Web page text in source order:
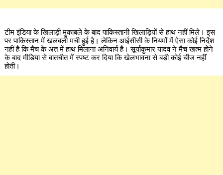
टीम इंडिया के खिलाड़ी मुकाबले के बाद पाकिस्तानी खिलाड़ियों से हाथ नहीं मिले। इस
पर पाकिस्तान में खलबली मची हुई है। लेकिन आईसीसी के नियमों में ऐसा कोई निर्देश
नहीं है कि मैच के अंत में हाथ मिलाना अनिवार्य है। सूर्याकुमार यादव ने मैच खत्म होने
के बाद मीडिया से बातचीत में स्पष्ट कर दिया कि खेलभावना से बड़ी कोई चीज नहीं
होती।